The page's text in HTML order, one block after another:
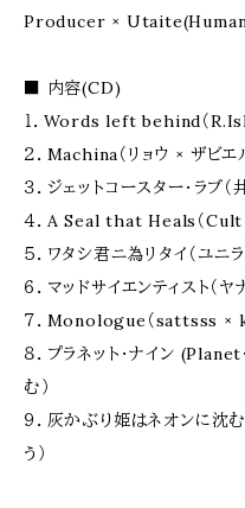
Producer ×
■ 内容(CD)
１．Words left behind（
２．Machina（リョウ × ザビエ
３．ジェットコースター・ラブ
４．A Seal that Heals（Cult
５．ワタシ君ニ為リタイ（ユニ
６．マッドサイエンティスト（
７．Monologue（sattsss ×
８．プラネット・ナイン
む）
９．灰かぶり姫はネオンに沈
う）